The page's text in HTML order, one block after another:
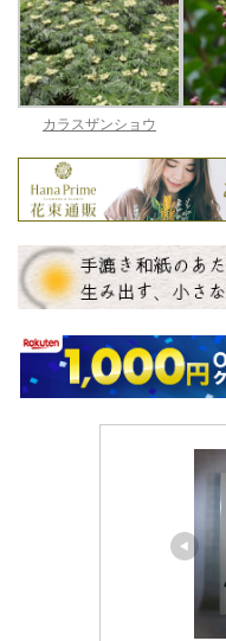
カラスザンショウ